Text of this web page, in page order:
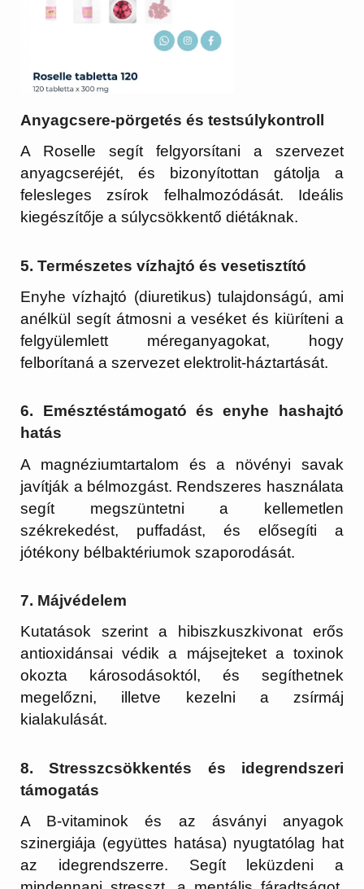
Anyagcsere-pörgetés és testsúlykontroll
A Roselle segít felgyorsítani a szervezet
anyagcseréjét, és bizonyítottan gátolja a
felesleges zsírok felhalmozódását. Ideális
kiegészítője a súlycsökkentő diétáknak.
5. Természetes vízhajtó és vesetisztító
Enyhe vízhajtó (diuretikus) tulajdonságú, ami
anélkül segít átmosni a veséket és kiüríteni a
felgyülemlett méreganyagokat, hogy
felborítaná a szervezet elektrolit-háztartását.
6. Emésztéstámogató és enyhe hashajtó
hatás
A magnéziumtartalom és a növényi savak
javítják a bélmozgást. Rendszeres használata
segít megszüntetni a kellemetlen
székrekedést, puffadást, és elősegíti a
jótékony bélbaktériumok szaporodását.
7. Májvédelem
Kutatások szerint a hibiszkuszkivonat erős
antioxidánsai védik a májsejteket a toxinok
okozta károsodásoktól, és segíthetnek
megelőzni, illetve kezelni a zsírmáj
kialakulását.
8. Stresszcsökkentés és idegrendszeri
támogatás
A B-vitaminok és az ásványi anyagok
szinergiája (együttes hatása) nyugtatólag hat
az idegrendszerre. Segít leküzdeni a